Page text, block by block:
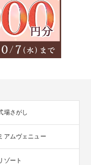
式へのイメージが
会
た2つのチャペル
場さがし
アムヴェニュー
ゾート